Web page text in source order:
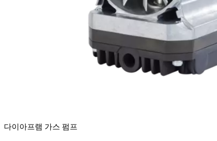
다이아프램 가스 펌프